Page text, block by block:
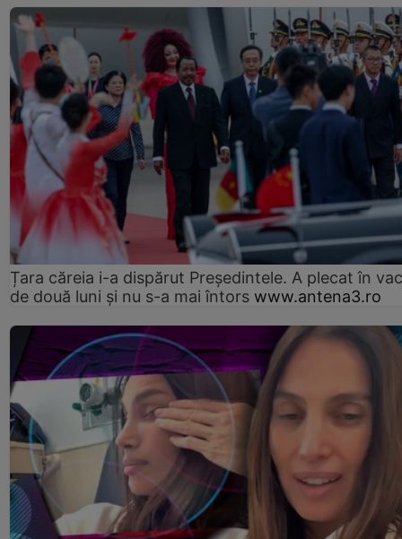
Țara căreia i-a dispărut Președintele. A plecat în
de două luni și nu s-a mai întors www.antena3.ro